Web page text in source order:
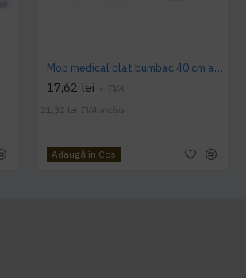
Mop medical plat bumbac 40 cm albastru
17,62 lei + TVA
21,32 lei TVA inclus
Adaugă în Coş